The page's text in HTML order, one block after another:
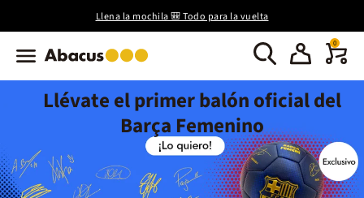
Llena la mochila 🎒 Todo para la vuelta
0
Llévate el primer balón oficial del
Barça Femenino